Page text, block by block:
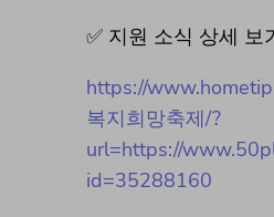
✅ 지원 소식 상세 보
https://
복지희망축제/?
url=https://
id=35288160